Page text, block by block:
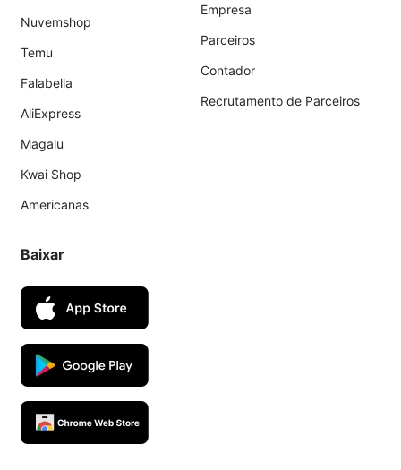
Nuvemshop
Temu
Falabella
AliExpress
Magalu
Kwai Shop
Americanas
Empresa
Parceiros
Contador
Recrutamento de Parceiros
Baixar